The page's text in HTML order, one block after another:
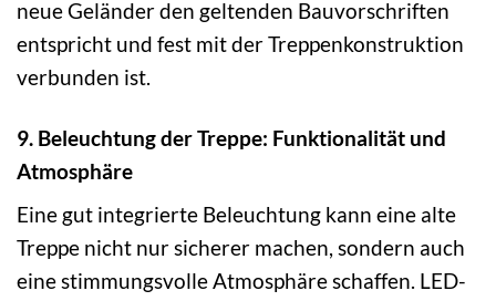
neue Geländer den geltenden Bauvorschriften
entspricht und fest mit der Treppenkonstruktion
verbunden ist.
9. Beleuchtung der Treppe: Funktionalität und
Atmosphäre
Eine gut integrierte Beleuchtung kann eine alte
Treppe nicht nur sicherer machen, sondern auch
eine stimmungsvolle Atmosphäre schaffen. LED-